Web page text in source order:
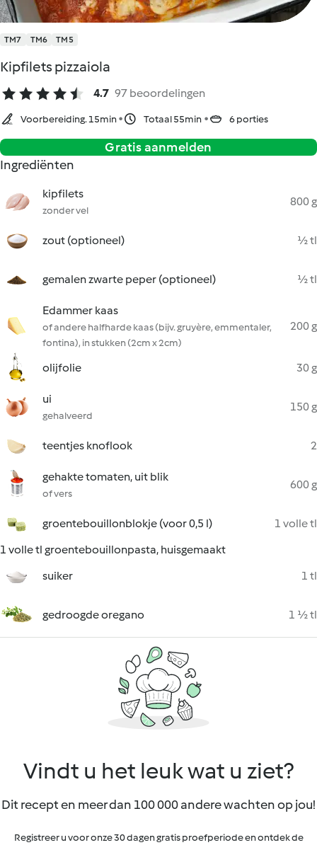
TM7 TM6 TM5
Kipfilets pizzaiola
4.7 97 beoordelingen
Voorbereiding. 15min Totaal 55min 6 porties
Gratis aanmelden
Ingrediënten
kipfilets
zonder vel
800 g
zout (optioneel) ½ tl
gemalen zwarte peper (optioneel) ½ tl
Edammer kaas
of andere halfharde kaas (bijv. gruyère, emmentaler,
fontina), in stukken (2cm x 2cm)
200 g
olijfolie 30 g
ui
gehalveerd
150 g
teentjes knoflook 2
gehakte tomaten, uit blik
of vers
600 g
groentebouillonblokje (voor 0,5 l)
1 volle tl
1 volle tl groentebouillonpasta, huisgemaakt
suiker
1 tl
gedroogde oregano 1 ½ tl
Vindt u het leuk wat u ziet?
Dit recept en meer dan 100 000 andere wachten op jou!
Registreer u voor onze 30 dagen gratis proefperiode en ontdek de